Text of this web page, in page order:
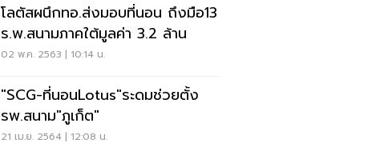
โลตัสผนึกทอ.ส่งมอบที่นอน ถึงมือ13
ร.พ.สนามภาคใต้มูลค่า 3.2 ล้าน
02 พ.ค. 2563 | 10:14 น.
"SCG-ที่นอนLotus"ระดมช่วยตั้ง
รพ.สนาม"ภูเก็ต"
21 เม.ย. 2564 | 12:08 น.